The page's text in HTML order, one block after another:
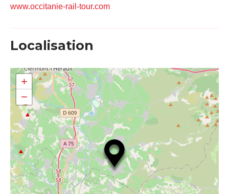
www.occitanie-rail-tour.com
Localisation
+
−